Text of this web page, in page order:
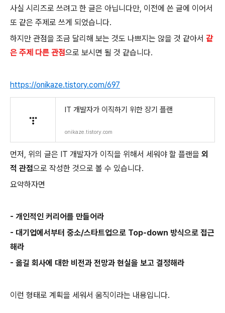
사실 시리즈로 쓰려고 한 글은 아닙니다만, 이전에 쓴 글에 이어서
또 같은 주제로 쓰게 되었습니다.
하지만 관점을 조금 달리해 보는 것도 나쁘지는 않을 것 같아서 같
은 주제 다른 관점으로 보시면 될 것 같습니다.
https://onikaze.tistory.com/697
IT 개발자가 이직하기 위한 장기 플랜
onikaze.tistory.com
먼저, 위의 글은 IT 개발자가 이직을 위해서 세워야 할 플랜을 외
적 관점으로 작성한 것으로 볼 수 있습니다.
요약하자면
- 개인적인 커리어를 만들어라
- 대기업에서부터 중소/스타트업으로 Top-down 방식으로 접근
해라
- 옮길 회사에 대한 비전과 전망과 현실을 보고 결정해라
이런 형태로 계획을 세워서 움직이라는 내용입니다.